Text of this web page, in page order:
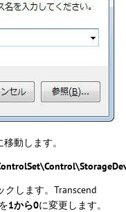
動します。
クします。Transcend
1から0に変更します。